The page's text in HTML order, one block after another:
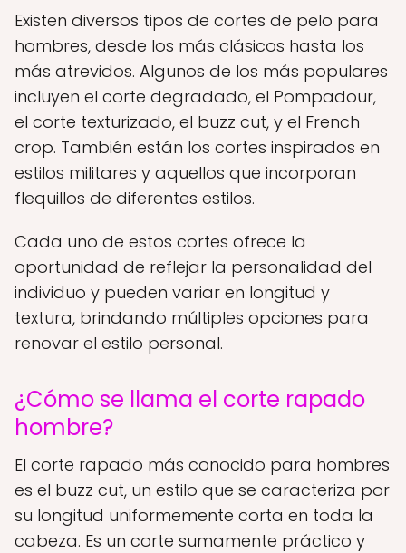
Existen diversos tipos de cortes de pelo para
hombres, desde los más clásicos hasta los
más atrevidos. Algunos de los más populares
incluyen el corte degradado, el Pompadour,
el corte texturizado, el buzz cut, y el French
crop. También están los cortes inspirados en
estilos militares y aquellos que incorporan
flequillos de diferentes estilos.
Cada uno de estos cortes ofrece la
oportunidad de reflejar la personalidad del
individuo y pueden variar en longitud y
textura, brindando múltiples opciones para
renovar el estilo personal.
¿Cómo se llama el corte rapado
hombre?
El corte rapado más conocido para hombres
es el buzz cut, un estilo que se caracteriza por
su longitud uniformemente corta en toda la
cabeza. Es un corte sumamente práctico y